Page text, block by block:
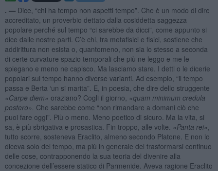
. — Dice, “chi ha tempo non aspetti tempo”. Che è un modo di dire
accreditato, un proverbio dettato dalla cosiddetta saggezza
popolare perché sul tempo “ci sarebbe da dicci”, come appunto si
dice dalle nostre parti. C’è chi, tra metafisici e fisici, sostiene che
addirittura non esista o, quantomeno, non sia lo stesso a seconda
di certe curvature spazio temporali che più ne leggo e me le
spiegano e meno ne capisco. Ma lasciamo stare. I detti o le dicerie
popolari sul tempo hanno diverse varianti. Ad esempio, “il tempo
passa e Berta ‘un si marita”. E, in poesia, che dire dello struggente
«Carpe diem» oraziano? Cogli il giorno, «quam minimum credula
postero». Che sarebbe come “non rimandare a domani ciò che
puoi fare oggi”. Più o meno. Meno poetico di sicuro. Ma la vita, si
sa, è più sbrigativa e prosastica. Fin troppo, alle volte. «Panta rei»
tutto scorre, sosteneva Eraclito, almeno secondo Platone. E non lo
diceva solo del tempo, ma più in generale del trasformarsi continuo
delle cose, contrapponendo la sua teoria del divenire alla
concezione dell’essere statico di Parmenide. Aveva ragione Eraclito